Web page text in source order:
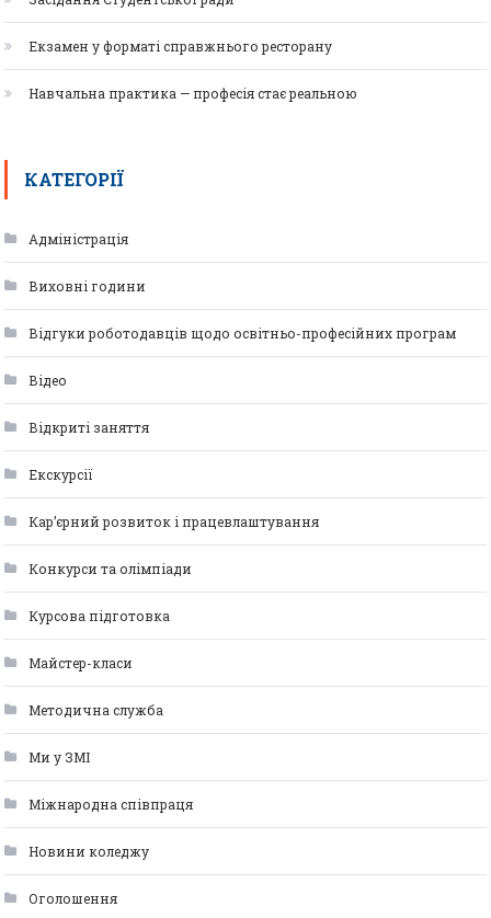
Екзамен у форматі справжнього ресторану
Навчальна практика — професія стає реальною
КАТЕГОРІЇ
Адміністрація
Виховні години
Відгуки роботодавців щодо освітньо-професійних програм
Відео
Відкриті заняття
Екскурсії
Кар’єрний розвиток і працевлаштування
Конкурси та олімпіади
Курсова підготовка
Майстер-класи
Методична служба
Ми у ЗМІ
Міжнародна співпраця
Новини коледжу
Оголошення